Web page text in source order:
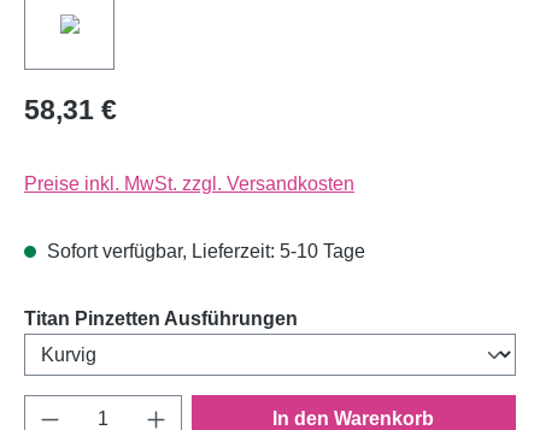
58,31 €
Preise inkl. MwSt. zzgl. Versandkosten
Sofort verfügbar, Lieferzeit: 5-10 Tage
Titan Pinzetten Ausführungen
Produkt Anzahl: Gib den gewünschten
In den Warenkorb